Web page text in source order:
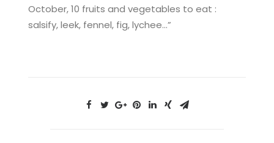
October, 10 fruits and vegetables to eat :
salsify, leek, fennel, fig, lychee…”